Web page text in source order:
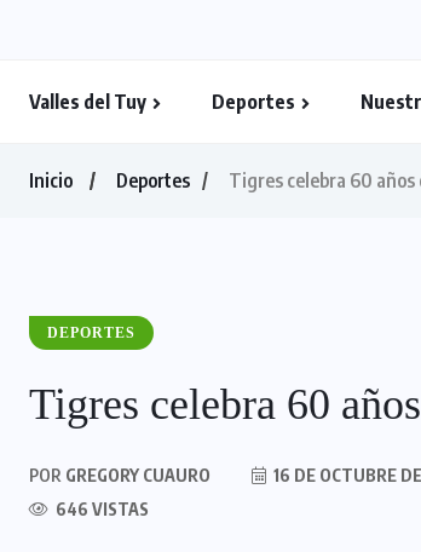
Valles del Tuy Deportes
Inicio Deportes Tigres celebra 60
DEPORTES
Tigres celebra 60
POR GREGORY CUAURO 16 DE OCTUBRE
646 VISTAS